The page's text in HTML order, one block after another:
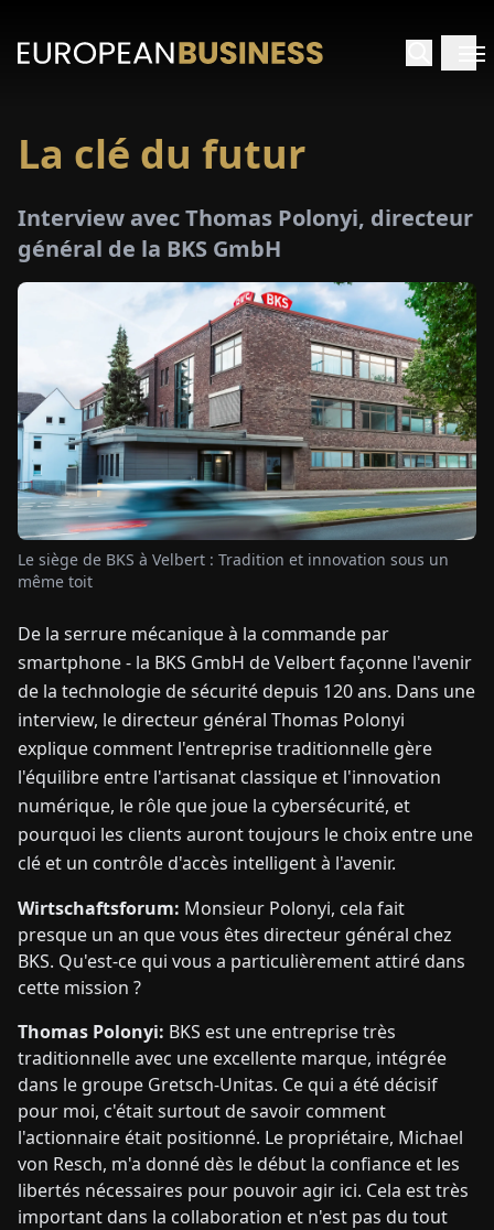
DE ES NL
CONTACTEZ-
NOUS
La clé du futur
Interview avec Thomas Polonyi, directeur
général de la BKS GmbH
Le siège de BKS à Velbert : Tradition et innovation sous un
même toit
De la serrure mécanique à la commande par
smartphone - la BKS GmbH de Velbert façonne l'avenir
de la technologie de sécurité depuis 120 ans. Dans une
interview, le directeur général Thomas Polonyi
explique comment l'entreprise traditionnelle gère
l'équilibre entre l'artisanat classique et l'innovation
numérique, le rôle que joue la cybersécurité, et
pourquoi les clients auront toujours le choix entre une
clé et un contrôle d'accès intelligent à l'avenir.
Wirtschaftsforum: Monsieur Polonyi, cela fait
presque un an que vous êtes directeur général chez
BKS. Qu'est-ce qui vous a particulièrement attiré dans
cette mission ?
Thomas Polonyi: BKS est une entreprise très
traditionnelle avec une excellente marque, intégrée
dans le groupe Gretsch-Unitas. Ce qui a été décisif
pour moi, c'était surtout de savoir comment
l'actionnaire était positionné. Le propriétaire, Michael
von Resch, m'a donné dès le début la confiance et les
libertés nécessaires pour pouvoir agir ici. Cela est très
important dans la collaboration et n'est pas du tout